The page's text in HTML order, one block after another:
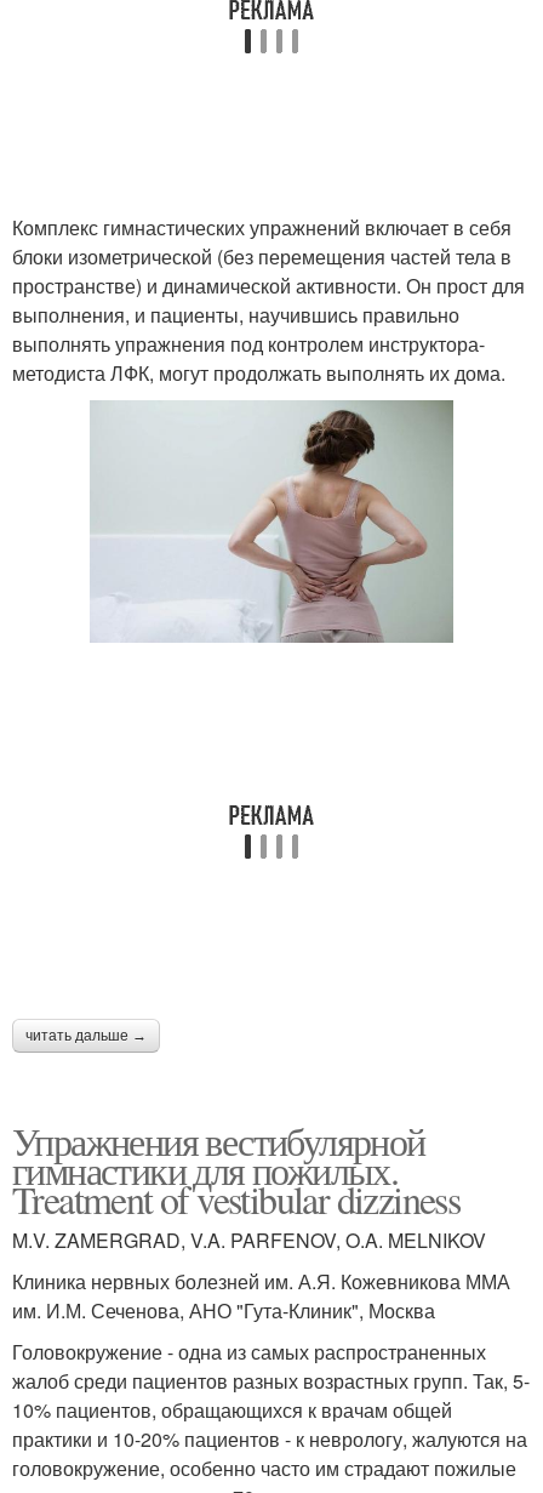
Комплекс гимнастических упражнений включает в себя
блоки изометрической (без перемещения частей тела в
пространстве) и динамической активности. Он прост для
выполнения, и пациенты, научившись правильно
выполнять упражнения под контролем инструктора-
методиста ЛФК, могут продолжать выполнять их дома.
читать дальше →
Упражнения вестибулярной
гимнастики для пожилых.
Treatment of vestibular dizziness
M.V. ZAMERGRAD, V.A. PARFENOV, O.A. MELNIKOV
Клиника нервных болезней им. А.Я. Кожевникова ММА
им. И.М. Сеченова, АНО "Гута-Клиник", Москва
Головокружение - одна из самых распространенных
жалоб среди пациентов разных возрастных групп. Так, 5-
10% пациентов, обращающихся к врачам общей
практики и 10-20% пациентов - к неврологу, жалуются на
головокружение, особенно часто им страдают пожилые